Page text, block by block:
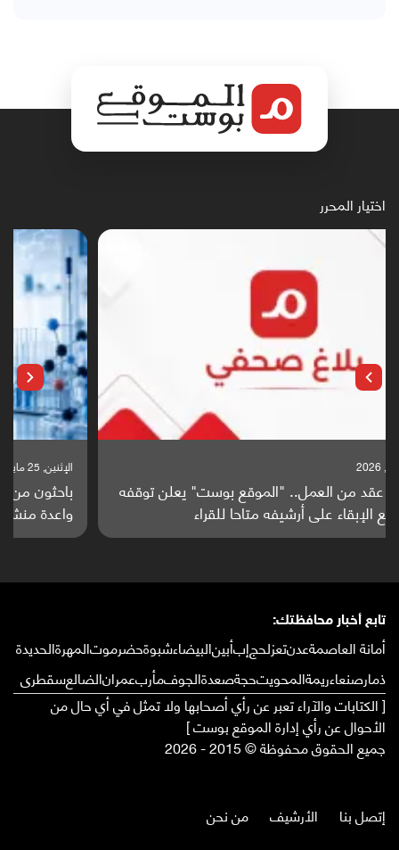
اختيار المحرر
الإثنين, 25 مايو, 2026
باحثون من اليمن يدخلون سباق أبحاث ألزهايمر بدراسة
واعدة منشورة عالميا (ترجمة)
تابع أخبار محافظتك:
أمانة العاصمةعدنتعزلحجإبأبينالبيضاءشبوةحضرموتالمهرةالحديدة
ذمارصنعاءريمةالمحويتحجةصعدةالجوفمأربعمرانالضالعسقطرى
[ الكتابات والآراء تعبر عن رأي أصحابها ولا تمثل في أي حال من
الأحوال عن رأي إدارة الموقع بوست ]
جميع الحقوق محفوظة © 2015 - 2026
إتصل بنا الأرشيف من نحن